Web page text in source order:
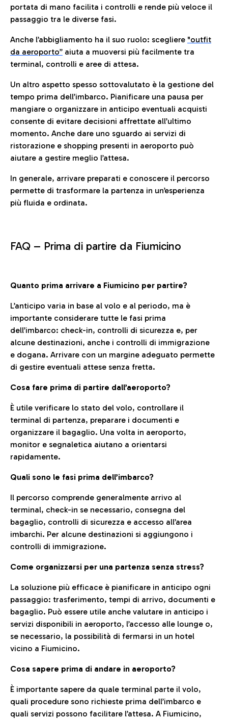
portata di mano facilita i controlli e rende più veloce il
passaggio tra le diverse fasi.
Anche l’abbigliamento ha il suo ruolo: scegliere "outfit
da aeroporto” aiuta a muoversi più facilmente tra
terminal, controlli e aree di attesa.
Un altro aspetto spesso sottovalutato è la gestione del
tempo prima dell’imbarco. Pianificare una pausa per
mangiare o organizzare in anticipo eventuali acquisti
consente di evitare decisioni affrettate all’ultimo
momento. Anche dare uno sguardo ai servizi di
ristorazione e shopping presenti in aeroporto può
aiutare a gestire meglio l’attesa.
In generale, arrivare preparati e conoscere il percorso
permette di trasformare la partenza in un’esperienza
più fluida e ordinata.
FAQ – Prima di partire da Fiumicino
Quanto prima arrivare a Fiumicino per partire?
L’anticipo varia in base al volo e al periodo, ma è
importante considerare tutte le fasi prima
dell’imbarco: check-in, controlli di sicurezza e, per
alcune destinazioni, anche i controlli di immigrazione
e dogana. Arrivare con un margine adeguato permette
di gestire eventuali attese senza fretta.
Cosa fare prima di partire dall’aeroporto?
È utile verificare lo stato del volo, controllare il
terminal di partenza, preparare i documenti e
organizzare il bagaglio. Una volta in aeroporto,
monitor e segnaletica aiutano a orientarsi
rapidamente.
Quali sono le fasi prima dell’imbarco?
Il percorso comprende generalmente arrivo al
terminal, check-in se necessario, consegna del
bagaglio, controlli di sicurezza e accesso all’area
imbarchi. Per alcune destinazioni si aggiungono i
controlli di immigrazione.
Come organizzarsi per una partenza senza stress?
La soluzione più efficace è pianificare in anticipo ogni
passaggio: trasferimento, tempi di arrivo, documenti e
bagaglio. Può essere utile anche valutare in anticipo i
servizi disponibili in aeroporto, l’accesso alle lounge o,
se necessario, la possibilità di fermarsi in un hotel
vicino a Fiumicino.
Cosa sapere prima di andare in aeroporto?
È importante sapere da quale terminal parte il volo,
quali procedure sono richieste prima dell’imbarco e
quali servizi possono facilitare l’attesa. A Fiumicino,